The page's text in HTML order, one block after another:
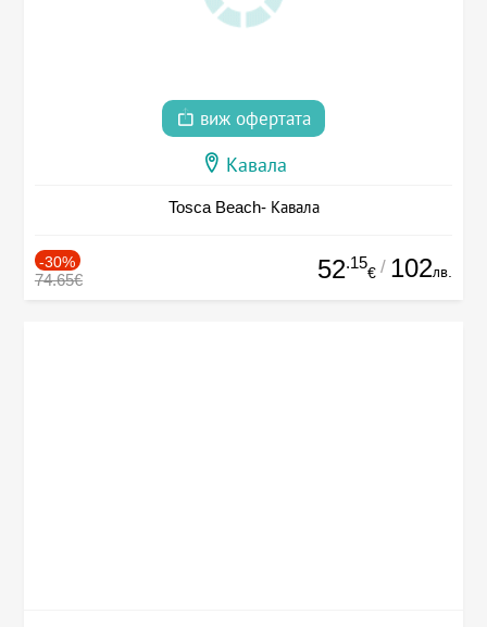
виж офертата
Кавала
Tosca Beach- Кавала
-30%
74.65€ 52.15
€ / 102лв.